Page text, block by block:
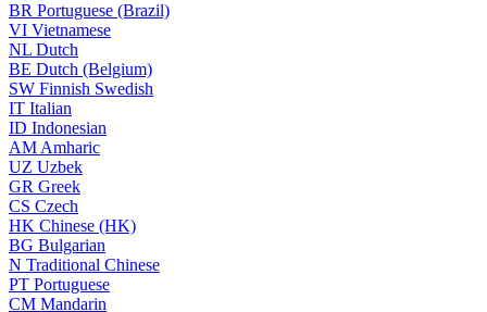
BR Portuguese (Brazil)
VI Vietnamese
NL Dutch
BE Dutch (Belgium)
SW Finnish Swedish
IT Italian
ID Indonesian
AM Amharic
UZ Uzbek
GR Greek
CS Czech
HK Chinese (HK)
BG Bulgarian
N Traditional Chinese
PT Portuguese
CM Mandarin